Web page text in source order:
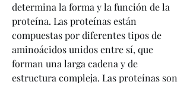
determina la forma y la función de la
proteína. Las proteínas están
compuestas por diferentes tipos de
aminoácidos unidos entre sí, que
forman una larga cadena y de
estructura compleja. Las proteínas son